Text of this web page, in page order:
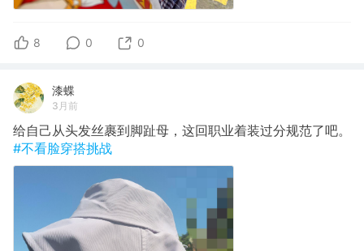
8 0 0
漆蝶
3月前
给自己从头发丝裹到脚趾母，这回职业着装过分规范了吧。
#不看脸穿搭挑战